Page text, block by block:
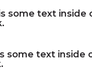
some text inside
some text inside